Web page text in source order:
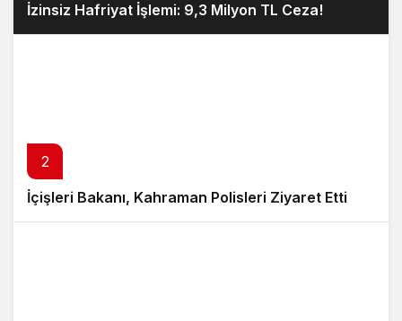
İzinsiz Hafriyat İşlemi: 9,3 Milyon TL Ceza!
2
İçişleri Bakanı, Kahraman Polisleri Ziyaret Etti